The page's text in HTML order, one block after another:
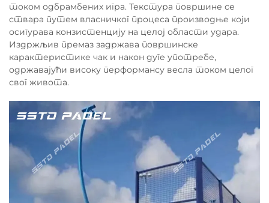
током одбрамбених игра. Текстура површине се
ствара путем власничког процеса производње који
осигурава конзистенцију на целој области удара.
Издржљив премаз задржава површинске
карактеристике чак и након дуге употребе,
одржавајући високу перформансу весла током целог
свог живота.